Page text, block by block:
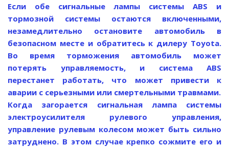
Если обе сигнальные лампы системы ABS и
тормозной системы остаются включенными,
незамедлительно остановите автомобиль в
безопасном месте и обратитесь к дилеру Toyota.
Во время торможения автомобиль может
потерять управляемость, и система ABS
перестанет работать, что может привести к
аварии с серьезными или смертельными травмами.
Когда загорается сигнальная лампа системы
электроусилителя рулевого управления,
управление рулевым колесом может быть сильно
затруднено. В этом случае крепко сожмите его и